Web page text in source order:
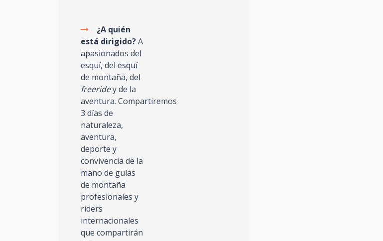
¿A quién
está dirigido?A
apasionados del
esquí, del esquí
de montaña, del
freeridey de la
aventura. Compartiremos
3 días de
naturaleza,
aventura,
deporte y
convivencia de la
mano de guías
de montaña
profesionales y
riders
internacionales
que compartirán